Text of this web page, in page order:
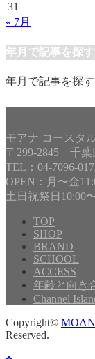
31
« 7月
年月で記事を探す
年月で記事を探す
モアナ コースタ
〒299-2845 千葉
TEL：04-7096-
OPEN：月〜金
土日祝祭日10:00
TOP
SHOP
BRAND
SCHOOL
ACCESS
年齢と向き
Channel
Copyright©
Reserved.